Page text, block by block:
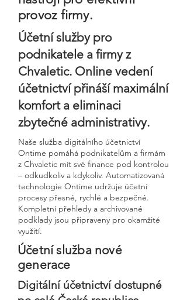
provoz firmy.
Účetní služby pro
podnikatele a firmy z
Chvaletic. Online vedení
účetnictví přináší maximální
komfort a eliminaci
zbytečné administrativy.
Naše služba digitálního účetnictví
Ontime pomáhá podnikatelům a firmám
z Chvaletic mít své finance pod kontrolou
– odkudkoliv a kdykoliv. Automatizovaná
technologie Ontime udržuje účetní
procesy přesné, rychlé a bezpečné.
Kompletní přehledy a archivované
podklady jsou připraveny pro okamžité
využití.
Účetní služba nové
generace
Digitální účetnictví dostupné